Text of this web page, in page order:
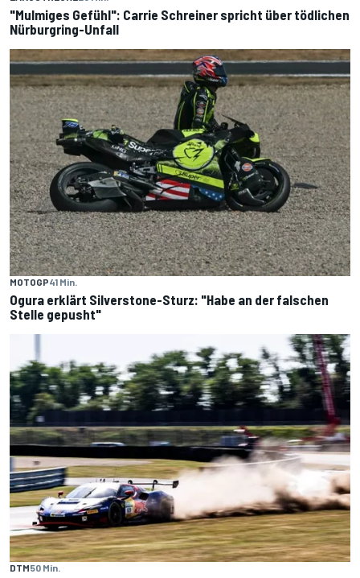
"Mulmiges Gefühl": Carrie Schreiner spricht über tödlichen
Nürburgring-Unfall
MOTOGP41 Min.
Ogura erklärt Silverstone-Sturz: "Habe an der falschen
Stelle gepusht"
DTM50 Min.